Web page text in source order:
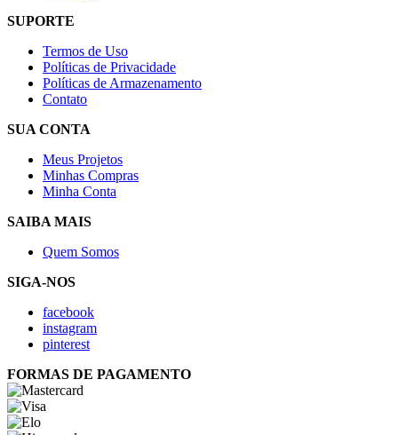
SUPORTE
Termos de Uso
Políticas de Privacidade
Políticas de Armazenamento
Contato
SUA CONTA
Meus Projetos
Minhas Compras
Minha Conta
SAIBA MAIS
Quem Somos
SIGA-NOS
facebook
instagram
pinterest
FORMAS DE PAGAMENTO